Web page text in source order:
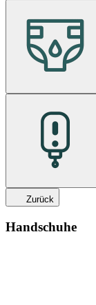
Zurück
Handschuhe